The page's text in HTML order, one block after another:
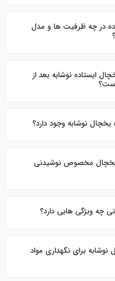
در چه ظرفیت‌ ها و مدل‌
ایستاده نوشابه بعد از
یخچال نوشابه وجود دارد؟
مخصوص نوشیدنی
چه ویژگی‌ هایی دارد؟
نوشابه برای نگهداری مواد